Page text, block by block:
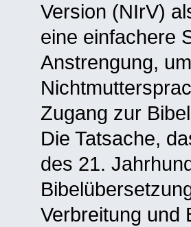
Version (NIrV)
eine einfachere
Anstrengung,
Zugang zur
Die Tatsache,
des 21.
Verbreitung und